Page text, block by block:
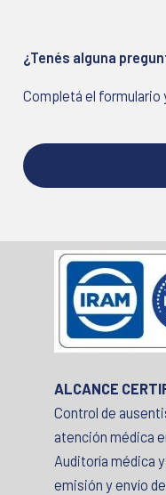
¿Tenés alguna
Completá el formulario
ALCANCE
Control de
atención médica
Auditoría médica
emisión y envío